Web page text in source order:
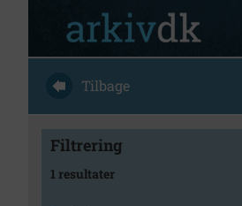
Tilbage
Filtrering
1 resultater